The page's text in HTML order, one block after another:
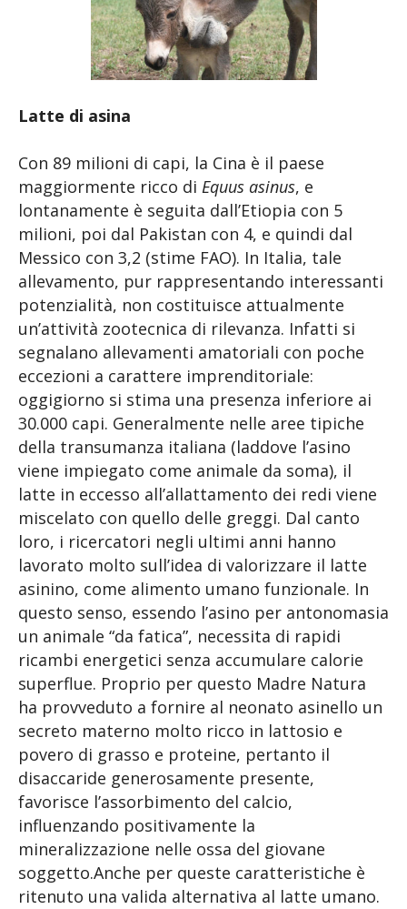
Latte di asina
Con 89 milioni di capi, la Cina è il paese
maggiormente ricco di Equus asinus, e
lontanamente è seguita dall’Etiopia con 5
milioni, poi dal Pakistan con 4, e quindi dal
Messico con 3,2 (stime FAO). In Italia, tale
allevamento, pur rappresentando interessanti
potenzialità, non costituisce attualmente
un’attività zootecnica di rilevanza. Infatti si
segnalano allevamenti amatoriali con poche
eccezioni a carattere imprenditoriale:
oggigiorno si stima una presenza inferiore ai
30.000 capi. Generalmente nelle aree tipiche
della transumanza italiana (laddove l’asino
viene impiegato come animale da soma), il
latte in eccesso all’allattamento dei redi viene
miscelato con quello delle greggi. Dal canto
loro, i ricercatori negli ultimi anni hanno
lavorato molto sull’idea di valorizzare il latte
asinino, come alimento umano funzionale. In
questo senso, essendo l’asino per antonomasia
un animale “da fatica”, necessita di rapidi
ricambi energetici senza accumulare calorie
superflue. Proprio per questo Madre Natura
ha provveduto a fornire al neonato asinello un
secreto materno molto ricco in lattosio e
povero di grasso e proteine, pertanto il
disaccaride generosamente presente,
favorisce l’assorbimento del calcio,
influenzando positivamente la
mineralizzazione nelle ossa del giovane
soggetto.Anche per queste caratteristiche è
ritenuto una valida alternativa al latte umano.